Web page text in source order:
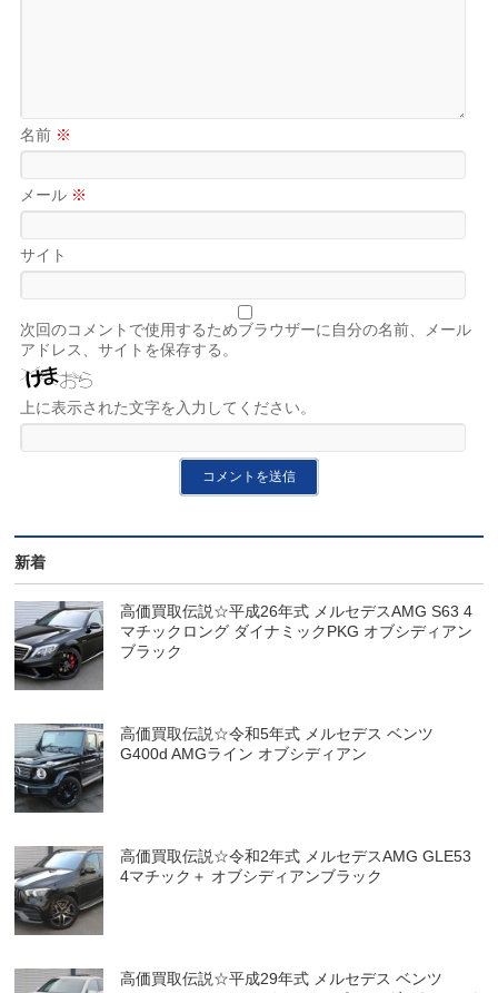
名前 ※
メール ※
サイト
次回のコメントで使用するためブラウザーに自分の名前、メール
アドレス、サイトを保存する。
上に表示された文字を入力してください。
新着
高価買取伝説☆平成26年式 メルセデスAMG S63 4
マチックロング ダイナミックPKG オブシディアン
ブラック
高価買取伝説☆令和5年式 メルセデス ベンツ
G400d AMGライン オブシディアン
高価買取伝説☆令和2年式 メルセデスAMG GLE53
4マチック＋ オブシディアンブラック
高価買取伝説☆平成29年式 メルセデス ベンツ